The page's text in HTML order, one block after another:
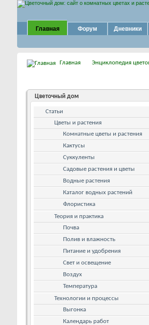
Главная Форум Дневники
Главная Энциклопедия
Цветочный дом
Статьи
Цветы и растения
Комнатные цветы и растения
Кактусы
Суккуленты
Садовые растения и цветы
Водные растения
Каталог водных растений
Флористика
Теория и практика
Почва
Полив и влажность
Питание и удобрения
Свет и освещение
Воздух
Температура
Технологии и процессы
Выгонка
Календарь работ